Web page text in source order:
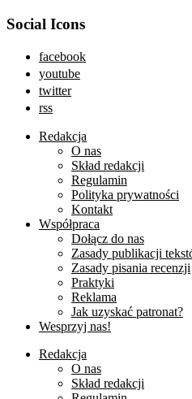
Social Icons
facebook
youtube
twitter
rss
Redakcja
O nas
Skład redakcji
Regulamin
Polityka prywatności
Kontakt
Współpraca
Dołącz do nas
Zasady publikacji
Zasady pisania recenzji
Praktyki
Reklama
Jak uzyskać patronat?
Wesprzyj nas!
Redakcja
O nas
Skład redakcji